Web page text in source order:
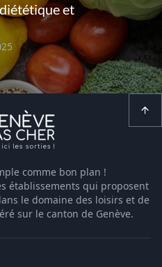
et
comme bon plan !
établissements qui proposent
le domaine des loisirs et de
sur le canton de Genève.